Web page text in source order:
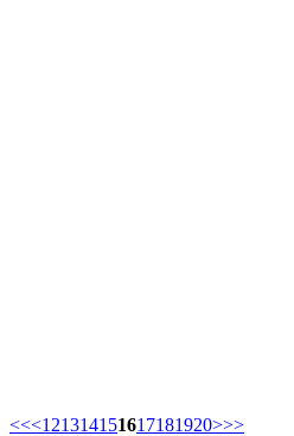
<<<121314151617181920>>>